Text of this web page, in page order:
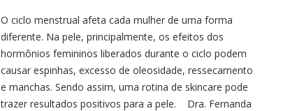
O ciclo menstrual afeta cada mulher de uma forma
diferente. Na pele, principalmente, os efeitos dos
hormônios femininos liberados durante o ciclo podem
causar espinhas, excesso de oleosidade, ressecamento
e manchas. Sendo assim, uma rotina de skincare pode
trazer resultados positivos para a pele. Dra. Fernanda